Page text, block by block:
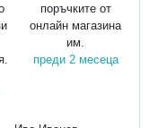
поръчките от
онлайн магазина
им.
преди 2 месеца